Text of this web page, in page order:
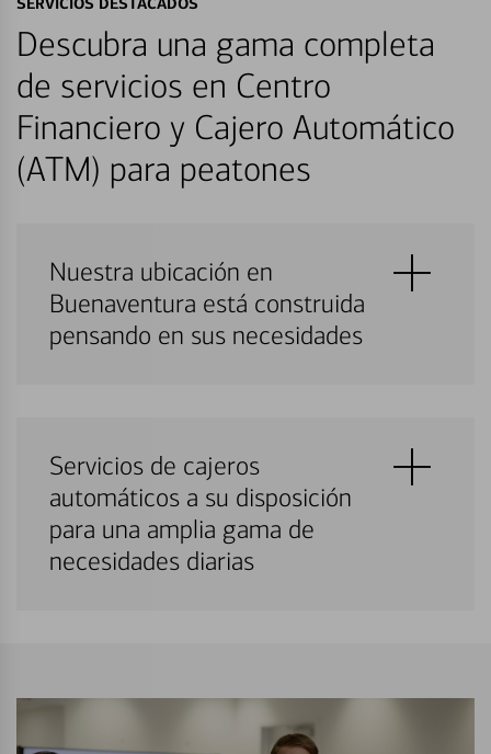
Descubra una gama completa
de servicios en Centro
Financiero y Cajero Automático
(ATM) para peatones
Nuestra ubicación en
Buenaventura está construida
pensando en sus necesidades
Servicios de cajeros
automáticos a su disposición
para una amplia gama de
necesidades diarias